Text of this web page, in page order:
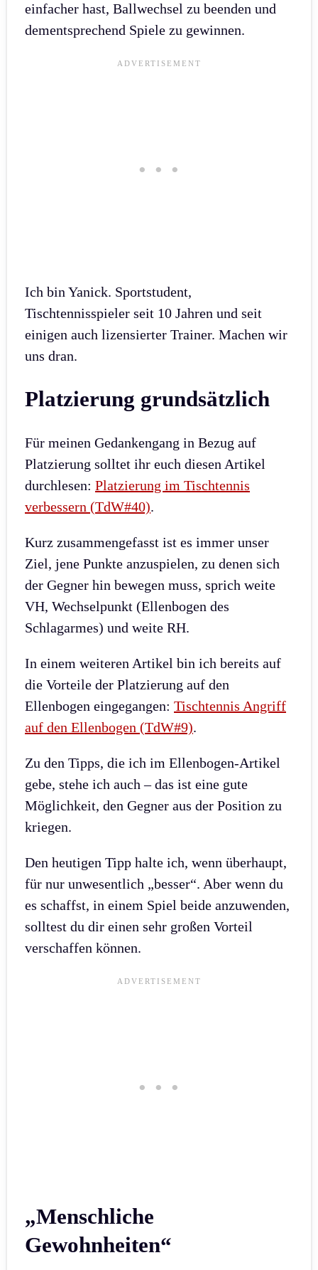
einfacher hast, Ballwechsel zu beenden und
dementsprechend Spiele zu gewinnen.
Ich bin Yanick. Sportstudent,
Tischtennisspieler seit 10 Jahren und seit
einigen auch lizensierter Trainer. Machen wir
uns dran.
Platzierung grundsätzlich
Für meinen Gedankengang in Bezug auf
Platzierung solltet ihr euch diesen Artikel
durchlesen: Platzierung im Tischtennis
verbessern (TdW#40).
Kurz zusammengefasst ist es immer unser
Ziel, jene Punkte anzuspielen, zu denen sich
der Gegner hin bewegen muss, sprich weite
VH, Wechselpunkt (Ellenbogen des
Schlagarmes) und weite RH.
In einem weiteren Artikel bin ich bereits auf
die Vorteile der Platzierung auf den
Ellenbogen eingegangen: Tischtennis Angriff
auf den Ellenbogen (TdW#9).
Zu den Tipps, die ich im Ellenbogen-Artikel
gebe, stehe ich auch – das ist eine gute
Möglichkeit, den Gegner aus der Position zu
kriegen.
Den heutigen Tipp halte ich, wenn überhaupt,
für nur unwesentlich „besser“. Aber wenn du
es schaffst, in einem Spiel beide anzuwenden,
solltest du dir einen sehr großen Vorteil
verschaffen können.
„Menschliche
Gewohnheiten“